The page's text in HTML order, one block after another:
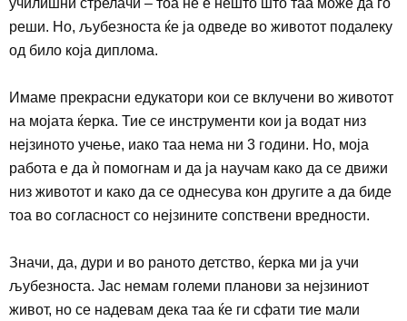
училишни стрелачи – тоа не е нешто што таа може да го
реши. Но, љубезноста ќе ја одведе во животот подалеку
од било која диплома.
Имаме прекрасни едукатори кои се вклучени во животот
на мојата ќерка. Тие се инструменти кои ја водат низ
нејзиното учење, иако таа нема ни 3 години. Но, моја
работа е да ѝ помогнам и да ја научам како да се движи
низ животот и како да се однесува кон другите а да биде
тоа во согласност со нејзините сопствени вредности.
Значи, да, дури и во раното детство, ќерка ми ја учи
љубезноста. Јас немам големи планови за нејзиниот
живот, но се надевам дека таа ќе ги сфати тие мали